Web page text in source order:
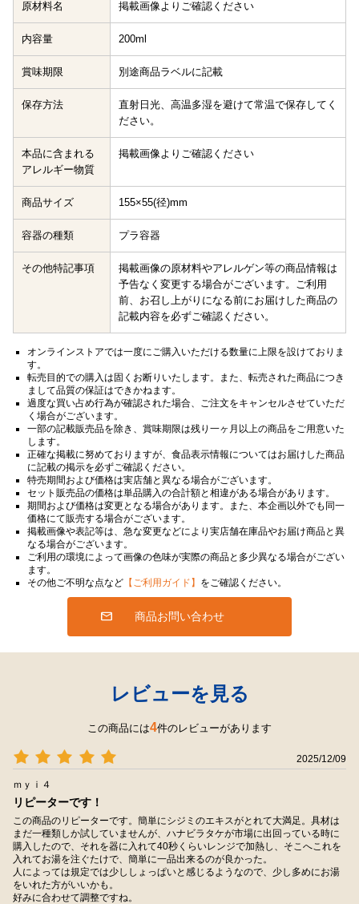
原材料名 掲載画像よりご確認ください
内容量 200ml
賞味期限 別途商品ラベルに記載
保存方法
直射日光、高温多湿を避けて常温で保存してく
ださい。
本品に含まれる
アレルギー物質
掲載画像よりご確認ください
商品サイズ 155×55(径)mm
容器の種類 プラ容器
その他特記事項
掲載画像の原材料やアレルゲン等の商品情報は
予告なく変更する場合がございます。ご利用
前、お召し上がりになる前にお届けした商品の
記載内容を必ずご確認ください。
オンラインストアでは一度にご購入いただける数量に上限を設けておりま
す。
転売目的での購入は固くお断りいたします。また、転売された商品につき
まして品質の保証はできかねます。
過度な買い占め行為が確認された場合、ご注文をキャンセルさせていただ
く場合がございます。
一部の記載販売品を除き、賞味期限は残り一ヶ月以上の商品をご用意いた
します。
正確な掲載に努めておりますが、食品表示情報についてはお届けした商品
に記載の掲示を必ずご確認ください。
特売期間および価格は実店舗と異なる場合がございます。
セット販売品の価格は単品購入の合計額と相違がある場合があります。
期間および価格は変更となる場合があります。また、本企画以外でも同一
価格にて販売する場合がございます。
掲載画像や表記等は、急な変更などにより実店舗在庫品やお届け商品と異
なる場合がございます。
ご利用の環境によって画像の色味が実際の商品と多少異なる場合がござい
ます。
その他ご不明な点など 【ご利用ガイド】 をご確認ください。
商品お問い合わせ
レビューを見る
この商品には4件のレビューがあります
2025/12/09
ｍｙｉ４
リピーターです！
この商品のリピーターです。簡単にシジミのエキスがとれて大満足。具材は
まだ一種類しか試していませんが、ハナビラタケが市場に出回っている時に
購入したので、それを器に入れて40秒くらいレンジで加熱し、そこへこれを
入れてお湯を注ぐたけで、簡単に一品出来るのが良かった。
人によっては規定では少ししょっぱいと感じるようなので、少し多めにお湯
をいれた方がいいかも。
好みに合わせて調整ですね。